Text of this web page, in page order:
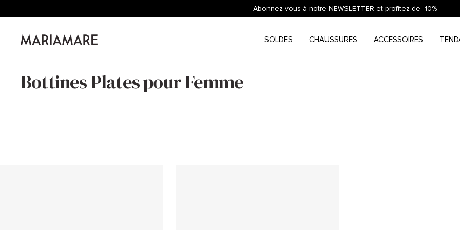
au
contenu
Abonnez-vous à notre NEWSLETTER et profitez de -10%
Mariamare SOLDES CHAUSSURES ACCESSOIRES
Bottines Plates pour Femme